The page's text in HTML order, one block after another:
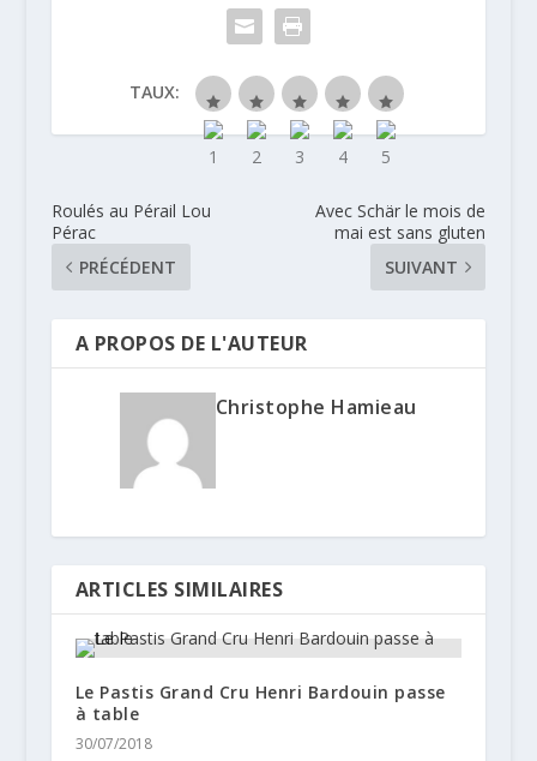
TAUX:
Roulés au Pérail Lou
Pérac
PRÉCÉDENT
Avec Schär le mois de
mai est sans gluten
SUIVANT
A PROPOS DE L'AUTEUR
Christophe Hamieau
ARTICLES SIMILAIRES
Le Pastis Grand Cru Henri Bardouin passe
à table
30/07/2018